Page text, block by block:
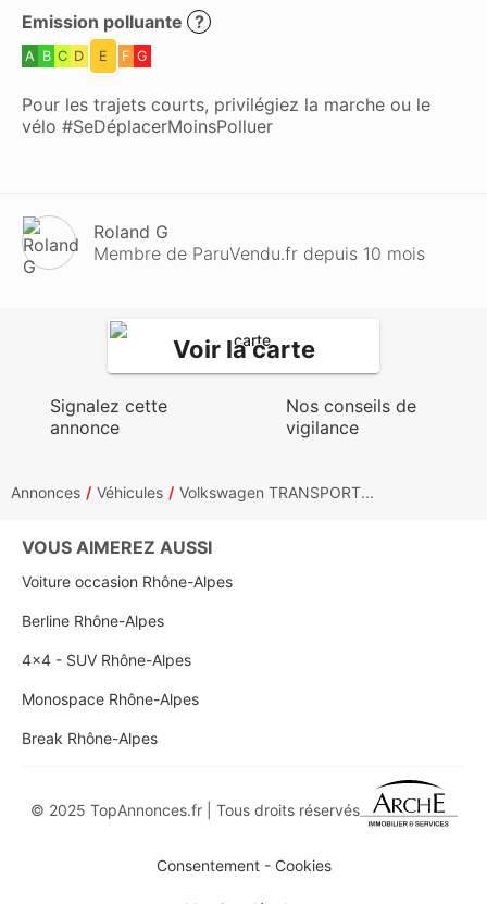
Emission polluante ?
A B C D E F G
Pour les trajets courts, privilégiez la marche ou le
vélo #SeDéplacerMoinsPolluer
Roland G
Membre de ParuVendu.fr depuis 10 mois
Voir la carte
Signalez cette
annonce
Nos conseils de
vigilance
Annonces Véhicules Volkswagen TRANSPORT...
VOUS AIMEREZ AUSSI
Voiture occasion Rhône-Alpes
Berline Rhône-Alpes
4x4 - SUV Rhône-Alpes
Monospace Rhône-Alpes
Break Rhône-Alpes
© 2025 TopAnnonces.fr | Tous droits réservés
Consentement - Cookies